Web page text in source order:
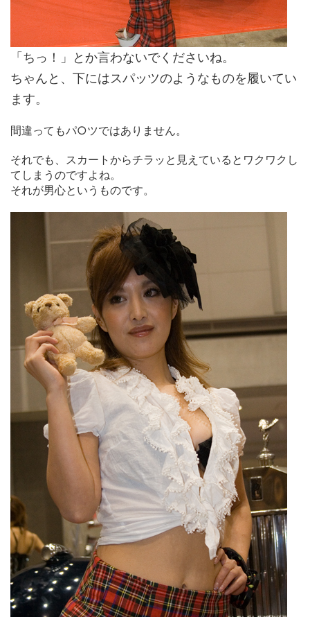
「ちっ！」とか言わないでくださいね。
ちゃんと、下にはスパッツのようなものを履いてい
ます。
間違ってもパ○ツではありません。
それでも、スカートからチラッと見えているとワクワクし
てしまうのですよね。
それが男心というものです。